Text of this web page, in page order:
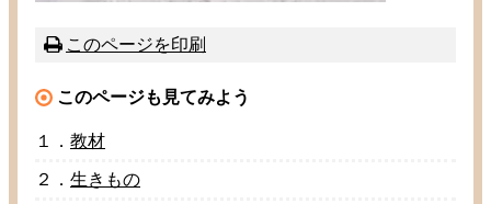
このページを印刷
このページも 見てみよう
１． 教材
２． 生きもの